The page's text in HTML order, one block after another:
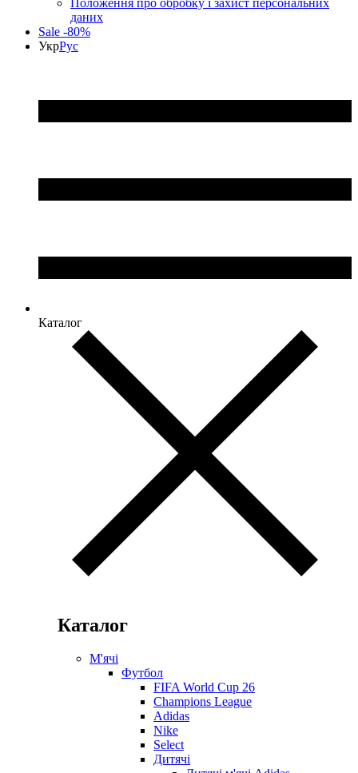
даних
Sale -80%
УкрРус
Каталог
Каталог
М'ячі
Футбол
FIFA World Cup 26
Champions League
Adidas
Nike
Select
Дитячі